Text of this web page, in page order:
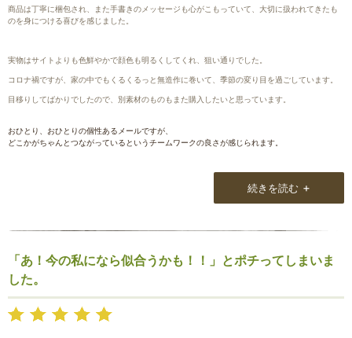
商品は丁寧に梱包され、また手書きのメッセージも心がこもっていて、大切に扱われてきたも
のを身につける喜びを感じました。
実物はサイトよりも色鮮やかで顔色も明るくしてくれ、狙い通りでした。
コロナ禍ですが、家の中でもくるくるっと無造作に巻いて、季節の変り目を過ごしています。
目移りしてばかりでしたので、別素材のものもまた購入したいと思っています。
おひとり、おひとりの個性あるメールですが、
どこかがちゃんとつながっているというチームワークの良さが感じられます。
続きを読む +
「あ！今の私になら似合うかも！！」とポチってしまいま
した。